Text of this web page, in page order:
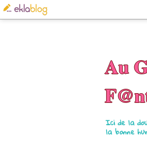
Au
Ici de la
la bonne